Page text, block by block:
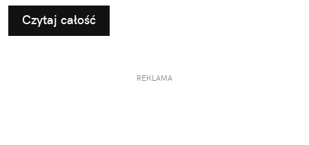
Czytaj całość
REKLAMA